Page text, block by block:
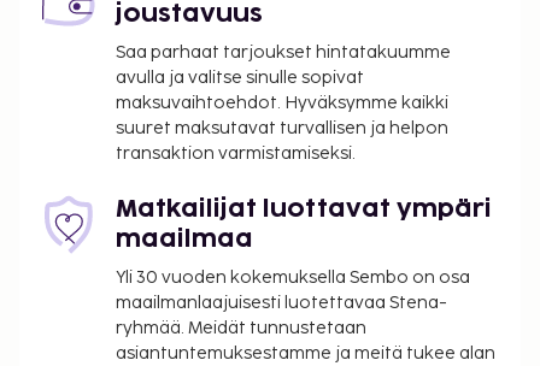
joustavuus
Saa parhaat tarjoukset hintatakuumme
avulla ja valitse sinulle sopivat
maksuvaihtoehdot. Hyväksymme kaikki
suuret maksutavat turvallisen ja helpon
transaktion varmistamiseksi.
Matkailijat luottavat ympäri
maailmaa
Yli 30 vuoden kokemuksella Sembo on osa
maailmanlaajuisesti luotettavaa Stena-
ryhmää. Meidät tunnustetaan
asiantuntemuksestamme ja meitä tukee alan